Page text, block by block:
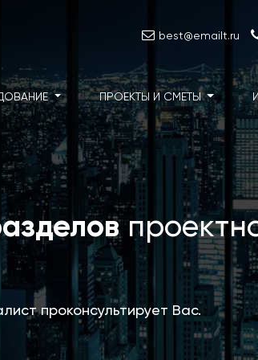
best@emailt.ru
ПРОЕКТЫ И СМЕТЫ
проконсультирует Вас.